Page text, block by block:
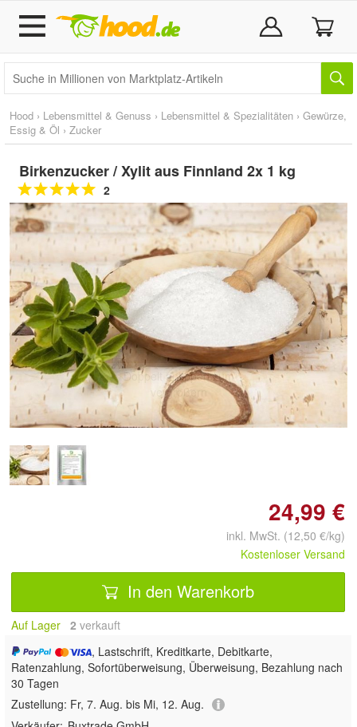
Hood › Lebensmittel & Genuss › Lebensmittel & Spezialitäten › Gewürze,
Essig & Öl › Zucker
Birkenzucker / Xylit aus Finnland 2x 1 kg
2
Doppelt antippen zum
vergrößern
24,99 €
inkl. MwSt. (12,50 €/kg)
Kostenloser Versand
In den Warenkorb
Auf Lager 2 verkauft
, Lastschrift, Kreditkarte, Debitkarte,
Ratenzahlung, Sofortüberweisung, Überweisung, Bezahlung nach
30 Tagen
Zustellung: Fr, 7. Aug. bis Mi, 12. Aug.